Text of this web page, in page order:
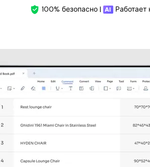
100% безопасно |